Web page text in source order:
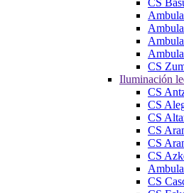
CS
CS
Iluminación
CS
CS
CS
CS
CS
CS
CS